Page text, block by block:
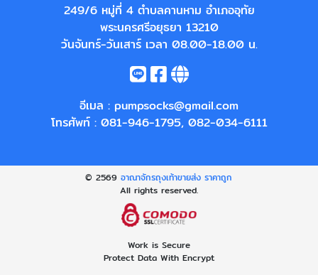
249/6 หมู่ที่ 4 ตำบลคานหาม อำเภออุทัย
พระนครศรีอยุธยา 13210
วันจันทร์-วันเสาร์ เวลา 08.00-18.00 น.
อีเมล : pumpsocks@gmail.com
โทรศัพท์ : 081-946-1795, 082-034-6111
© 2569อาณาจักรถุงเท้าขายส่ง ราคาถูก
All rights reserved.
Work is Secure
Protect Data With Encrypt